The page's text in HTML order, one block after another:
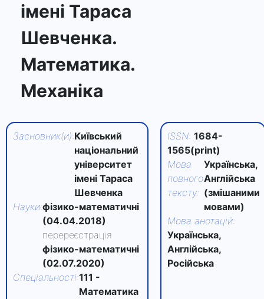
імені Тараса
Шевченка.
Математика.
Механіка
Засновник(и):Київський
національний
університет
імені Тараса
Шевченка
Науки:фізико-математичні
(04.04.2018)
перереєстрація
фізико-математичні
(02.07.2020)
Спеціальності:111 -
Математика
ISSN: 1684-
1565(print)
Мова
повного
тексту:
Українська,
Англійська
(змішаними
мовами)
Мова анотацій:
Українська,
Англійська,
Російська